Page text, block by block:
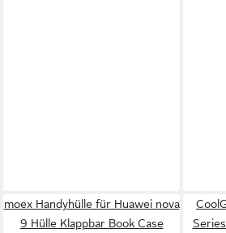
moex Handyhülle für Huawei nova
9 Hülle Klappbar Book Case